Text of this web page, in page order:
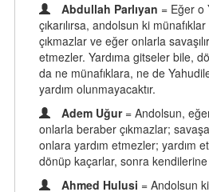
Abdullah Parlıyan = Eğer o
çıkarılırsa, andolsun ki
çıkmazlar ve eğer onlarla
etmezler. Yardıma gitseler bile,
da ne münafıklara, ne de
yardım olunmayacaktır.
Adem Uğur = Andolsun,
onlarla beraber çıkmazlar;
onlara yardım etmezler; yardım
dönüp kaçarlar, sonra
Ahmed Hulusi = Andolsun